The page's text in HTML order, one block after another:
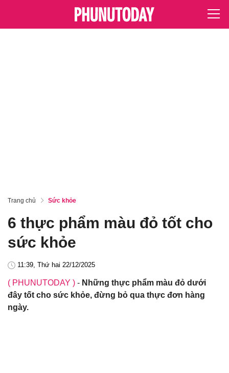
Trang chủ Sức khỏe
6 thực phẩm màu đỏ tốt cho
sức khỏe
11:39, Thứ hai 22/12/2025
( PHUNUTODAY ) - Những thực phẩm màu đỏ dưới
đây tốt cho sức khỏe, đừng bỏ qua thực đơn hàng
ngày.